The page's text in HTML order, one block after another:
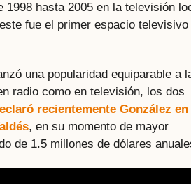
hasta 2005 en la televisión
este fue el primer espacio televisivo
una popularidad equiparable a
radio como en televisión, los dos
recientemente González en
, en su momento de mayor
de 1.5 millones de dólares